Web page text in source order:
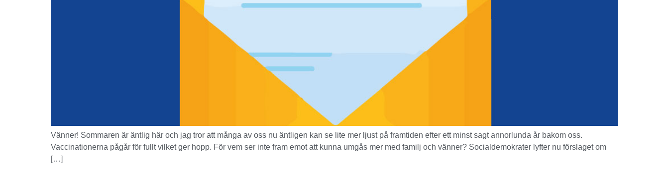
Vänner! Sommaren är äntlig här och jag tror att många av oss nu äntligen kan se lite mer ljust på framtiden efter ett minst sagt annorlunda år bakom oss.
Vaccinationerna pågår för fullt vilket ger hopp. För vem ser inte fram emot att kunna umgås mer med familj och vänner? Socialdemokrater lyfter nu förslaget om
[…]